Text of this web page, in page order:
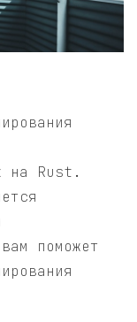
на Rust.
поможет